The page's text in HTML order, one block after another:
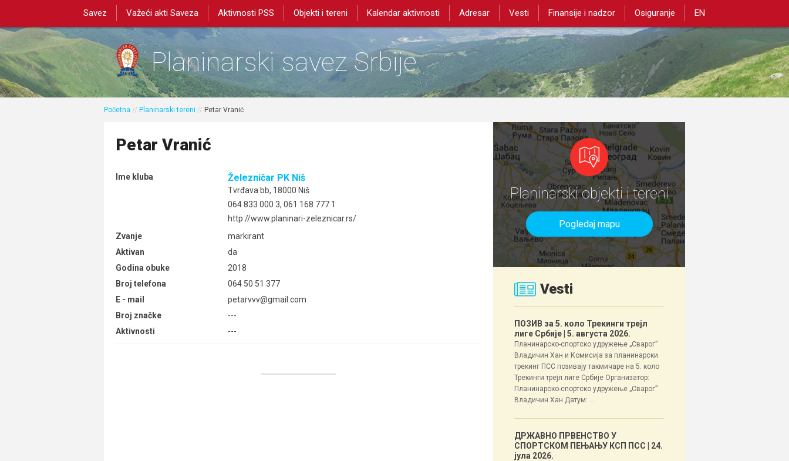
Savez Važeći akti Saveza Aktivnosti PSS Objekti i tereni Kalendar aktivnosti Adresar Vesti Finansije i nadzor Osiguranje EN
Planinarski savez Srbije
Početna // Planinarski tereni // Petar Vranić
Petar Vranić
Ime kluba Železničar PK Niš
Tvrđava bb, 18000 Niš
064 833 000 3, 061 168 777 1
http://www.planinari-zeleznicar.rs/
Zvanje
markirant
Aktivan
da
Godina obuke
2018
Broj telefona
064 50 51 377
E - mail
petarvvv@gmail.com
Broj značke
---
Aktivnosti
---
Planinarski objekti i tereni
Pogledaj mapu
Vesti
ПОЗИВ за 5. коло Трекинги трејл
лиге Србије | 5. августа 2026.
Планинарско-спортско удружење „Сварог”
Владичин Хан и Комисија за планинарски
трекинг ПСС позивају такмичаре на 5. коло
Трекинги трејл лиге Србије Организатор:
Планинарско-спортско удружење „Сварог”
Владичин Хан Датум: ...
ДРЖАВНО ПРВЕНСТВО У
СПОРТСКОМ ПЕЊАЊУ КСП ПСС
| 24.
јула 2026.